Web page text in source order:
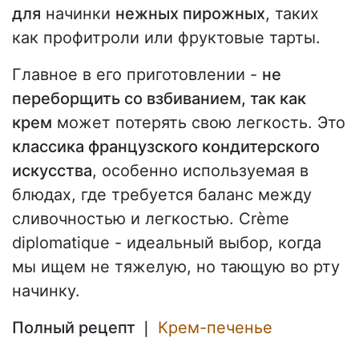
для начинки нежных пирожных, таких
как профитроли или фруктовые тарты.
Главное в его приготовлении - не
переборщить со взбиванием, так как
крем может потерять свою легкость. Это
классика французского кондитерского
искусства, особенно используемая в
блюдах, где требуется баланс между
сливочностью и легкостью. Crème
diplomatique - идеальный выбор, когда
мы ищем не тяжелую, но тающую во рту
начинку.
Полный рецепт ❘ Крем-печенье